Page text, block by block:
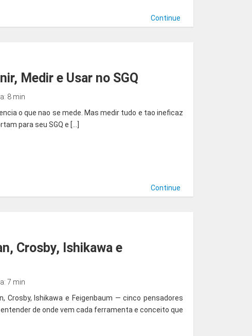
Continue
Medir e Usar no SGQ
8 min
o que nao se mede. Mas medir tudo e tao ineficaz
para seu SGQ e […]
Continue
Crosby, Ishikawa e
7 min
Crosby, Ishikawa e Feigenbaum — cinco pensadores
de onde vem cada ferramenta e conceito que